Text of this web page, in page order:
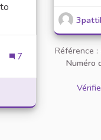
OF THE
7
Référence
Numéro